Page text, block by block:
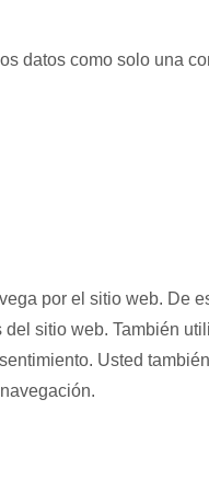
datos como solo una
por el sitio web.
sitio web. También
Usted